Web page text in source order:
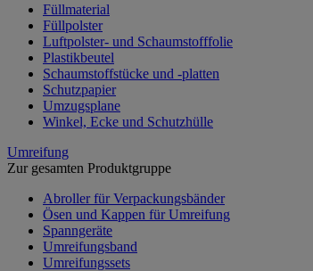
Füllmaterial
Füllpolster
Luftpolster- und Schaumstofffolie
Plastikbeutel
Schaumstoffstücke und -platten
Schutzpapier
Umzugsplane
Winkel, Ecke und Schutzhülle
Umreifung
Zur gesamten Produktgruppe
Abroller für Verpackungsbänder
Ösen und Kappen für Umreifung
Spanngeräte
Umreifungsband
Umreifungssets